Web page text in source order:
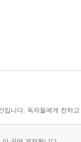
입니다. 독자들에게 전하